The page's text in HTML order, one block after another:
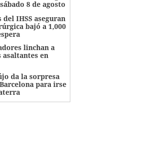
8 de agosto
IHSS aseguran
bajó a 1,000
linchan a
en
da la sorpresa
para irse